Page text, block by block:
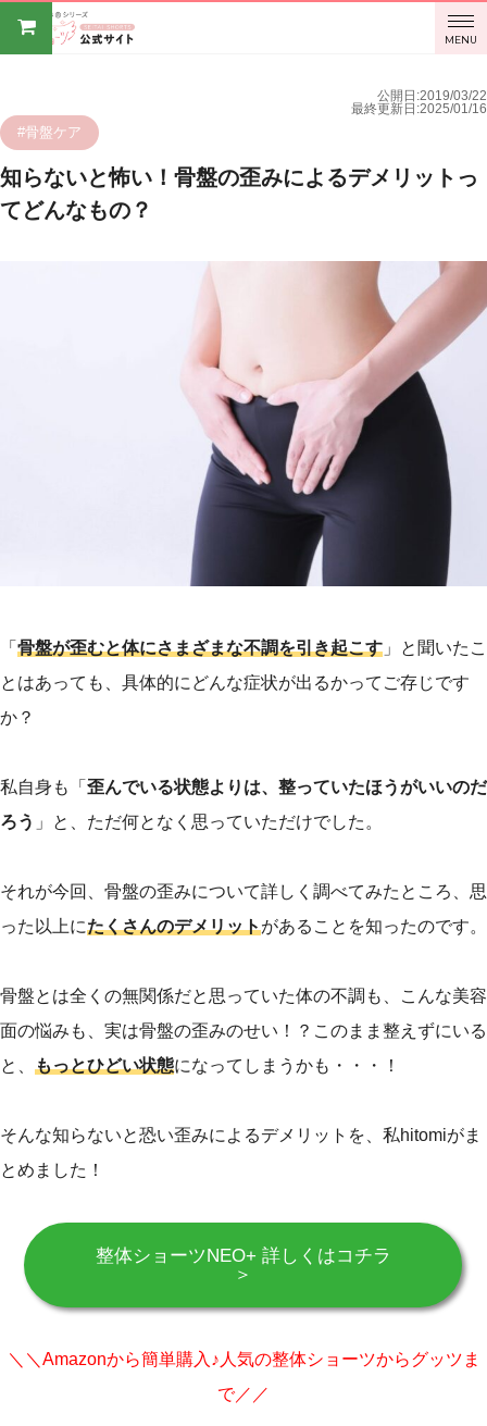
BODY
オンライ
ンストア
MENU
公開日:2019/03/22
最終更新日:2025/01/16
#骨盤ケア
知らないと怖い！骨盤の歪みによるデメリットっ
てどんなもの？
「 骨盤が歪むと体にさまざまな不調を引き起こす 」と聞いたこ
とはあっても、具体的にどんな症状が出るかってご存じです
か？
私自身も「 歪んでいる状態よりは、整っていたほうがいいのだ
ろう 」と、ただ何となく思っていただけでした。
それが今回、骨盤の歪みについて詳しく調べてみたところ、思
った以上にたくさんのデメリットがあることを知ったのです。
骨盤とは全くの無関係だと思っていた体の不調も、こんな美容
面の悩みも、実は骨盤の歪みのせい！？このまま整えずにいる
と、 もっとひどい状態になってしまうかも・・・！
そんな知らないと恐い歪みによるデメリットを、私hitomiがま
とめました！
整体ショーツNEO+ 詳しくはコチラ
＞
＼＼Amazonから簡単購入♪人気の整体ショーツからグッツま
で／／